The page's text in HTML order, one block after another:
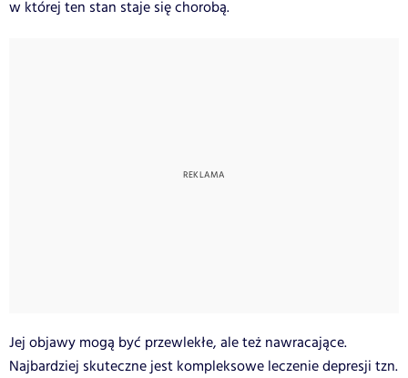
w której ten stan staje się chorobą.
Jej objawy mogą być przewlekłe, ale też nawracające.
Najbardziej skuteczne jest kompleksowe leczenie depresji tzn.